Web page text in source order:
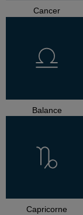
Cancer
Balance
Capricorne